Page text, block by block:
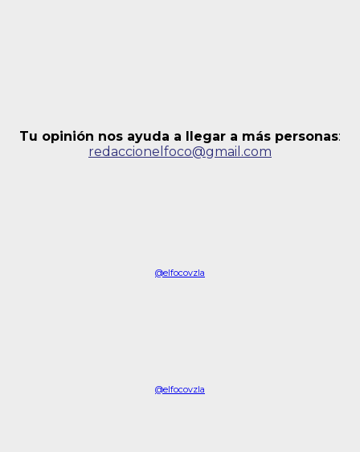
Tu opinión nos ayuda a llegar a más personas:
redaccionelfoco@gmail.com
@elfocovzla
@elfocovzla